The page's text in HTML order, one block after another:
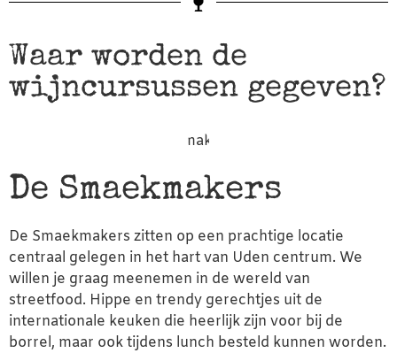
Waar worden de
wijncursussen gegeven?
De Smaekmakers
De Smaekmakers zitten op een prachtige locatie
centraal gelegen in het hart van Uden centrum. We
willen je graag meenemen in de wereld van
streetfood. Hippe en trendy gerechtjes uit de
internationale keuken die heerlijk zijn voor bij de
borrel, maar ook tijdens lunch besteld kunnen worden.